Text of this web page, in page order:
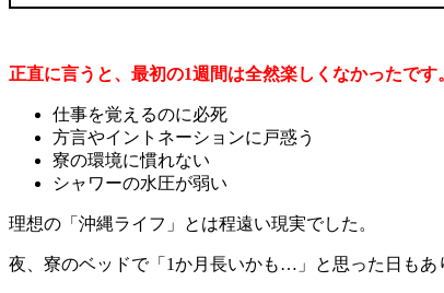
正直に言うと、最初の1週間は全然楽しくなかったです
仕事を覚えるのに必死
方言やイントネーションに戸惑う
寮の環境に慣れない
シャワーの水圧が弱い
理想の「沖縄ライフ」とは程遠い現実でした。
夜、寮のベッドで「 1か月長いかも… 」と思った日もあ